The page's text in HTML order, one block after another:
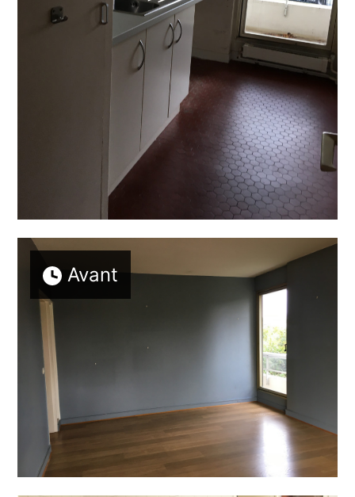
ACCUEIL
À PROPOS
RÉALISATIONS
TÉMOIGNAGES
PRESTATIONS
CONSEILS DE PRO
CONTACTEZ-NOUS
Avant